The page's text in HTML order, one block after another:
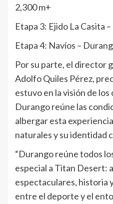
2,300 m+
Etapa 3: Ejido La Casita
Etapa 4: Navíos –
Por su parte, el director
Adolfo Quiles Pérez,
estuvo en la visión de
Durango reúne las
albergar esta
naturales y su identidad
“Durango reúne todos
especial a Titan Desert:
espectaculares, historia
entre el deporte y el